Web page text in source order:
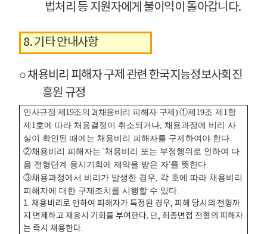
법처리 등 지원자에게 불이익이 돌아갑니다.
8. 기타 안내사항
○ 채용비리 피해자 구제 관련 한국지능정보사회진
흥원 규정
인사규정 제19조의 2(채용비리 피해자 구제) ①제19조 제1항
제1호에 따라 채용결정이 취소되거나, 채용과정에 비리 사
실이 확인된 때에는 채용비리 피해자를 구제하여야 한다.
②채용비리 피해자는 '채용비리 또는 부정행위로 인하여 다
음 전형단계 응시기회에 제약을 받은 자'를 뜻한다.
③채용과정에서 비리가 발생한 경우, 각 호에 따라 채용비리
피해자에 대한 구제조치를 시행할 수 있다.
1. 채용비리로 인하여 피해자가 특정된 경우, 피해 당시의 전형까
지 면제하고 재응시 기회를 부여한다. 단, 최종면접 전형의 피해자
는 즉시 채용한다.